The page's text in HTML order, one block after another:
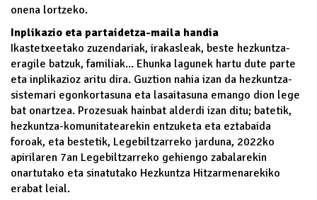
onena lortzeko.
Inplikazio eta partaidetza-maila handia
Ikastetxeetako zuzendariak, irakasleak, beste hezkuntza-
eragile batzuk, familiak... Ehunka lagunek hartu dute parte
eta inplikazioz aritu dira. Guztion nahia izan da hezkuntza-
sistemari egonkortasuna eta lasaitasuna emango dion lege
bat onartzea. Prozesuak hainbat alderdi izan ditu; batetik,
hezkuntza-komunitatearekin entzuketa eta eztabaida
foroak, eta bestetik, Legebiltzarreko jarduna, 2022ko
apirilaren 7an Legebiltzarreko gehiengo zabalarekin
onartutako eta sinatutako Hezkuntza Hitzarmenarekiko
erabat leial.